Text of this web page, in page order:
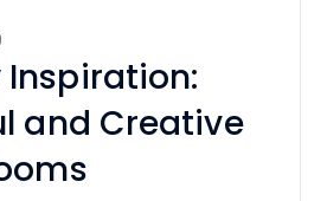
Inspiration:
and Creative